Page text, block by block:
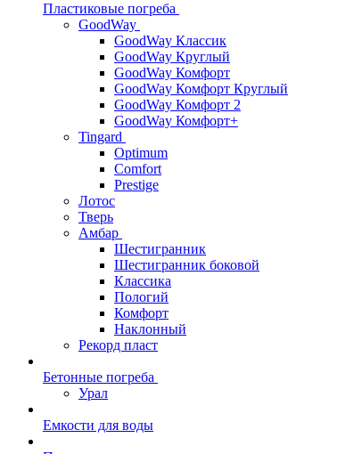
Пластиковые погреба
GoodWay
GoodWay Классик
GoodWay Круглый
GoodWay Комфорт
GoodWay Комфорт Круглый
GoodWay Комфорт 2
GoodWay Комфорт+
Tingard
Optimum
Comfort
Prestige
Лотос
Тверь
Амбар
Шестигранник
Шестигранник боковой
Классика
Пологий
Комфорт
Наклонный
Рекорд пласт
Бетонные погреба
Урал
Емкости для воды